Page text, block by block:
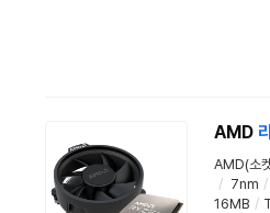
AMD
AMD(소
/ 7nm /
16MB /